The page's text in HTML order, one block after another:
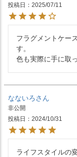
投稿日
2025/07/11
フラグメントケー
す。
なないろ
非公開
投稿日
2024/10/31
ライフスタイルの